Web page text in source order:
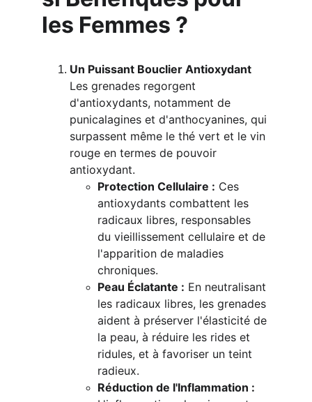
les Femmes ?
Un Puissant Bouclier Antioxydant
Les grenades regorgent
d'antioxydants, notamment de
punicalagines et d'anthocyanines, qui
surpassent même le thé vert et le vin
rouge en termes de pouvoir
antioxydant.
Protection Cellulaire : Ces
antioxydants combattent les
radicaux libres, responsables
du vieillissement cellulaire et de
l'apparition de maladies
chroniques.
Peau Éclatante : En neutralisant
les radicaux libres, les grenades
aident à préserver l'élasticité de
la peau, à réduire les rides et
ridules, et à favoriser un teint
radieux.
Réduction de l'Inflammation :